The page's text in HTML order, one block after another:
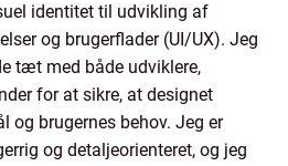
identitet til udvikling af
og brugerflader (UI/UX). Jeg
tæt med både udviklere,
for at sikre, at designet
og brugernes behov. Jeg er
og detaljeorienteret, og jeg